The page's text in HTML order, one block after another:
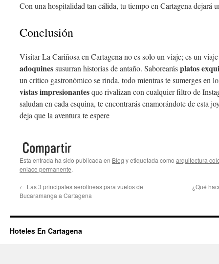
Con una hospitalidad tan cálida, tu tiempo en Cartagena dejará
Conclusión
Visitar La Cariñosa en Cartagena no es solo un viaje; es un
adoquinessusurran historias de antaño. Saborearásplatos
un crítico gastronómico se rinda, todo mientras te sumerges en
vistas impresionantesque rivalizan con cualquier filtro de
saludan en cada esquina, te encontrarás enamorándote de esta
deja que la aventura te espere
Esta entrada ha sido publicada en Blog y etiquetada como arquitectura
enlace permanente.
← Las 3 principales aerolíneas para vuelos de
Bucaramanga a Cartagena
¿Qué
Hoteles En Cartagena